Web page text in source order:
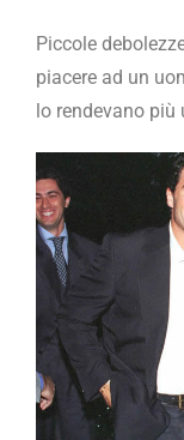
Piccole
piacere ad un
lo rendevano più